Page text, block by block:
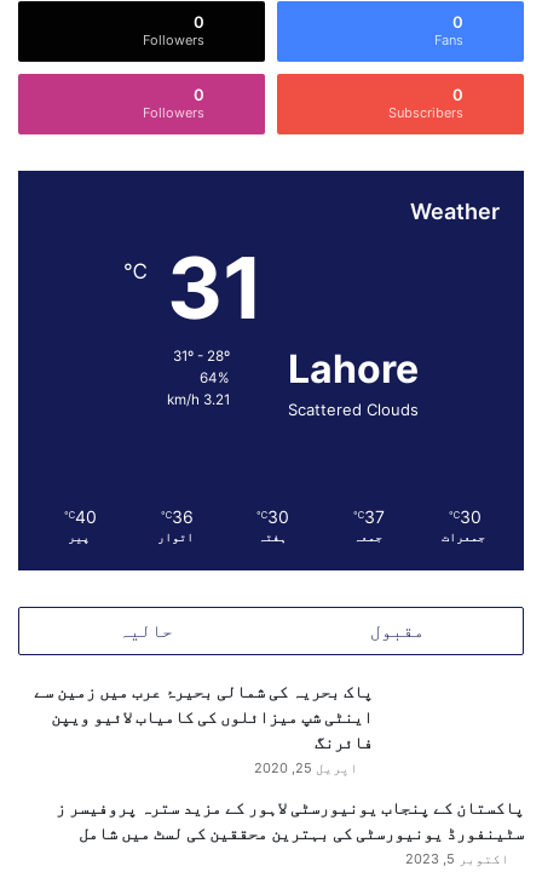
ن
ا
ح
ا
0
Fans
0
Followers
0
Subscribers
0
Followers
Weather
Lahore
Scattered Clouds
31
℃
64%
3.21 km/h
30
℃
جمعرات
37
℃
جمعہ
30
℃
ہفتہ
36
℃
اتوار
40
℃
پیر
مقبول حالیہ
پاک بحریہ کی شمالی بحیرۂ عرب میں زمین سے
اینٹی شپ میزائلوں کی کامیاب لائیو ویپن
فائرنگ
اپریل 25, 2020
پاکستان کے پنجاب یونیورسٹی لاہور کے مزید سترہ پروفیسر ز
سٹینفورڈ یونیورسٹی کی بہترین محققین کی لسٹ میں شامل
اکتوبر 5, 2023